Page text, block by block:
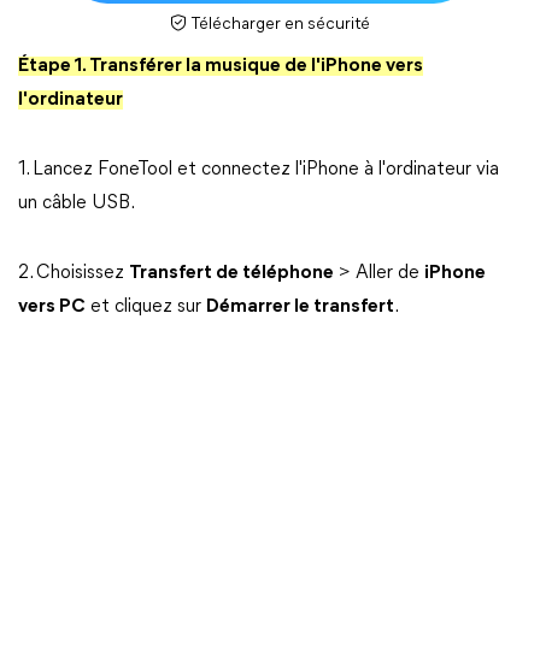
Télécharger en sécurité
Étape 1. Transférer la musique de l'iPhone vers
l'ordinateur
1. Lancez FoneTool et connectez l'iPhone à l'ordinateur via
un câble USB.
2. Choisissez Transfert de téléphone > Aller de iPhone
vers PC et cliquez sur Démarrer le transfert.